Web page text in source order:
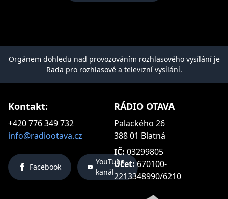
Orgánem dohledu nad provozováním rozhlasového vysílání je
Rada pro rozhlasové a televizní vysílání.
Kontakt:
+420 776 349 732
info@radiootava.cz
Facebook
YouTube
kanál
RÁDIO OTAVA
Palackého 26
388 01 Blatná
IČ:03299805
Účet:670100-
2213348990/6210